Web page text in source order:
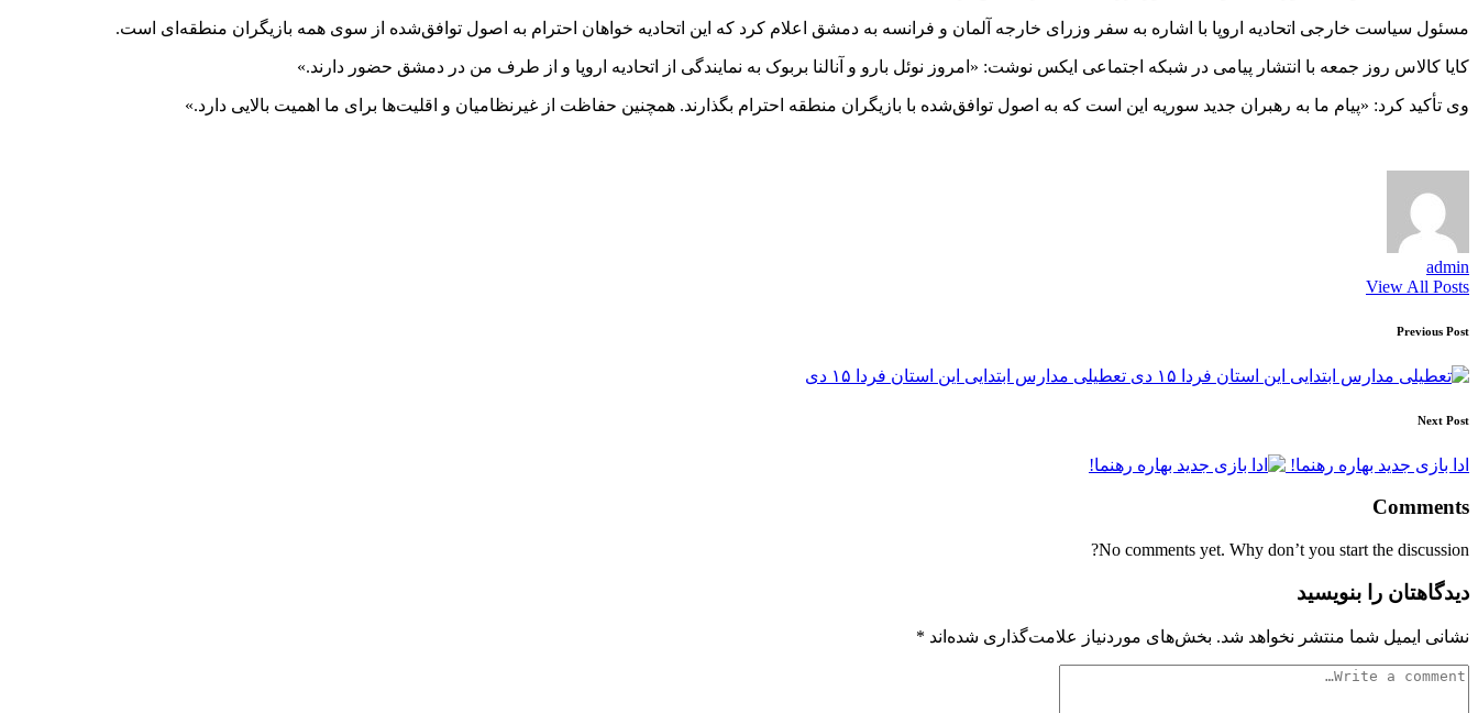
مسئول سیاست خارجی اتحادیه اروپا با اشاره به سفر وزرای خارجه آلمان و فرانسه به دمشق اعلام کرد که این اتحادیه خواهان احترام به اصول توافق‌شده از سوی همه بازیگران منطقه‌ای است.
کایا کالاس روز جمعه با انتشار پیامی در شبکه اجتماعی ایکس نوشت: «امروز نوئل بارو و آنالنا بربوک به نمایندگی از اتحادیه اروپا و از طرف من در دمشق حضور دارند.»
وی تأکید کرد: «پیام ما به رهبران جدید سوریه این است که به اصول توافق‌شده با بازیگران منطقه احترام بگذارند. همچنین حفاظت از غیرنظامیان و اقلیت‌ها برای ما اهمیت بالایی دارد.»
admin
View All Posts
Post
navigation
Previous Post
تعطیلی مدارس ابتدایی این استان فردا ۱۵ دی
Next Post
ادا بازی جدید بهاره رهنما!
Comments
No comments yet. Why don’t you start the discussion?
دیدگاهتان را بنویسید
نشانی ایمیل شما منتشر نخواهد شد. بخش‌های موردنیاز علامت‌گذاری شده‌اند *